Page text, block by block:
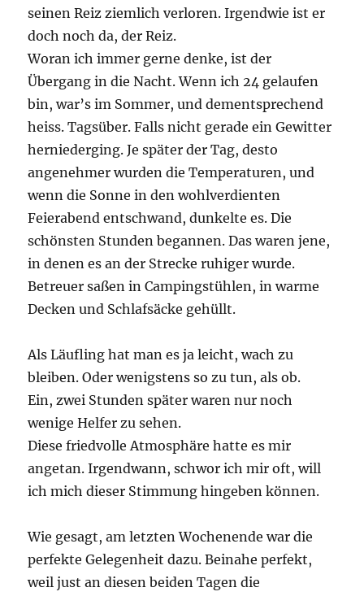
seinen Reiz ziemlich verloren. Irgendwie ist er
doch noch da, der Reiz.
Woran ich immer gerne denke, ist der
Übergang in die Nacht. Wenn ich 24 gelaufen
bin, war’s im Sommer, und dementsprechend
heiss. Tagsüber. Falls nicht gerade ein Gewitter
herniederging. Je später der Tag, desto
angenehmer wurden die Temperaturen, und
wenn die Sonne in den wohlverdienten
Feierabend entschwand, dunkelte es. Die
schönsten Stunden begannen. Das waren jene,
in denen es an der Strecke ruhiger wurde.
Betreuer saßen in Campingstühlen, in warme
Decken und Schlafsäcke gehüllt.
Als Läufling hat man es ja leicht, wach zu
bleiben. Oder wenigstens so zu tun, als ob.
Ein, zwei Stunden später waren nur noch
wenige Helfer zu sehen.
Diese friedvolle Atmosphäre hatte es mir
angetan. Irgendwann, schwor ich mir oft, will
ich mich dieser Stimmung hingeben können.
Wie gesagt, am letzten Wochenende war die
perfekte Gelegenheit dazu. Beinahe perfekt,
weil just an diesen beiden Tagen die